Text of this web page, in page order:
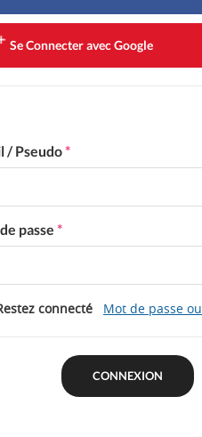
Se Connecter avec Google
/ Pseudo*
passe *
connecté Mot de passe